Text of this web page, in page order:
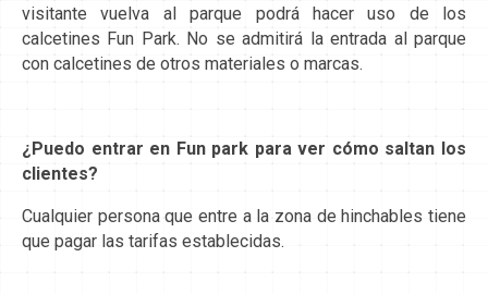
visitante vuelva al parque podrá hacer uso de los
calcetines Fun Park. No se admitirá la entrada al parque
con calcetines de otros materiales o marcas.
¿Puedo entrar en Fun park para ver cómo saltan los
clientes?
Cualquier persona que entre a la zona de hinchables tiene
que pagar las tarifas establecidas.